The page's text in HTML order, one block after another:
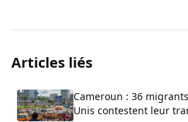
Articles liés
Cameroun : 36
Unis contestent leur